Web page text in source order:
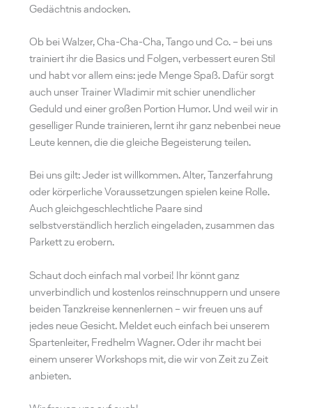
Gedächtnis andocken.
Ob bei Walzer, Cha-Cha-Cha, Tango und Co. – bei uns
trainiert ihr die Basics und Folgen, verbessert euren Stil
und habt vor allem eins: jede Menge Spaß. Dafür sorgt
auch unser Trainer Wladimir mit schier unendlicher
Geduld und einer großen Portion Humor. Und weil wir in
geselliger Runde trainieren, lernt ihr ganz nebenbei neue
Leute kennen, die die gleiche Begeisterung teilen.
Bei uns gilt: Jeder ist willkommen. Alter, Tanzerfahrung
oder körperliche Voraussetzungen spielen keine Rolle.
Auch gleichgeschlechtliche Paare sind
selbstverständlich herzlich eingeladen, zusammen das
Parkett zu erobern.
Schaut doch einfach mal vorbei! Ihr könnt ganz
unverbindlich und kostenlos reinschnuppern und unsere
beiden Tanzkreise kennenlernen – wir freuen uns auf
jedes neue Gesicht. Meldet euch einfach bei unserem
Spartenleiter, Fredhelm Wagner. Oder ihr macht bei
einem unserer Workshops mit, die wir von Zeit zu Zeit
anbieten.